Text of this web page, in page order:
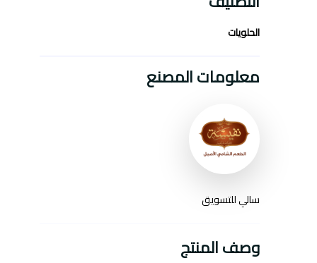
الحلويات
معلومات المصنع
سالي للتسويق
وصف المنتج